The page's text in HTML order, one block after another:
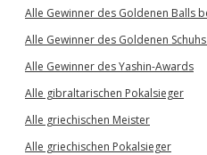
Alle Gewinner des Goldenen Balls
Alle Gewinner des Goldenen
Alle Gewinner des Yashin-Awards
Alle gibraltarischen Pokalsieger
Alle griechischen Meister
Alle griechischen Pokalsieger